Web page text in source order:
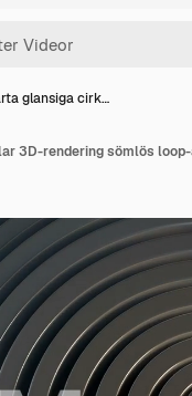
glansiga cirk…
3D-rendering sömlös